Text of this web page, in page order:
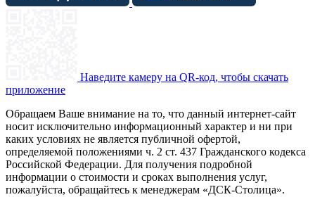
Наведите камеру на QR-код, чтобы скачать
приложение
Обращаем Ваше внимание на то, что данный интернет-сайт
носит исключительно информационный характер и ни при
каких условиях не является публичной офертой,
определяемой положениями ч. 2 ст. 437 Гражданского кодекса
Российской Федерации. Для получения подробной
информации о стоимости и сроках выполнения услуг,
пожалуйста, обращайтесь к менеджерам «ДСК-Столица».